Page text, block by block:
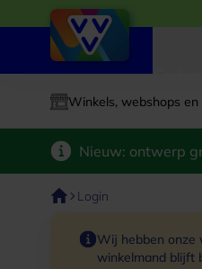
Winkels, webshops en
Nieuw: ontwerp
Login
Wij hebben onze
winkelmand blijft